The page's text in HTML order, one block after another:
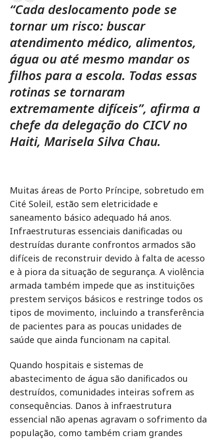
“Cada deslocamento pode se
tornar um risco: buscar
atendimento médico, alimentos,
água ou até mesmo mandar os
filhos para a escola. Todas essas
rotinas se tornaram
extremamente difíceis”, afirma a
chefe da delegação do CICV no
Haiti, Marisela Silva Chau.
Muitas áreas de Porto Príncipe, sobretudo em
Cité Soleil, estão sem eletricidade e
saneamento básico adequado há anos.
Infraestruturas essenciais danificadas ou
destruídas durante confrontos armados são
difíceis de reconstruir devido à falta de acesso
e à piora da situação de segurança. A violência
armada também impede que as instituições
prestem serviços básicos e restringe todos os
tipos de movimento, incluindo a transferência
de pacientes para as poucas unidades de
saúde que ainda funcionam na capital.
Quando hospitais e sistemas de
abastecimento de água são danificados ou
destruídos, comunidades inteiras sofrem as
consequências. Danos à infraestrutura
essencial não apenas agravam o sofrimento da
população, como também criam grandes